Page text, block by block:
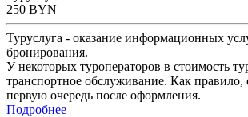
250 BYN
Туруслуга - оказание информационных
бронирования.
У некоторых туроператоров в стоимость
транспортное обслуживание. Как правило,
первую очередь после оформления.
Подробнее